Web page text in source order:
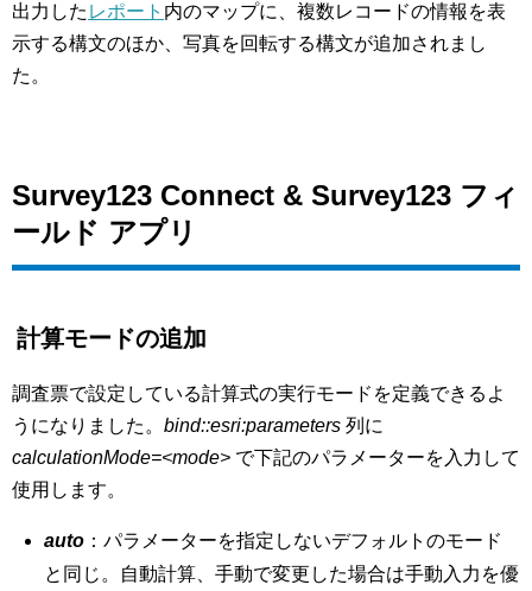
出力した レポート 内のマップに、複数レコードの情報を表
示する構文のほか、写真を回転する構文が追加されまし
た。
Survey123 Connect & Survey123 フィ
ールド アプリ
計算モードの追加
調査票で設定している計算式の実行モードを定義できるよ
うになりました。 bind::esri:parameters 列に
calculationMode=<mode> で下記のパラメーターを入力して
使用します。
auto ：パラメーターを指定しないデフォルトのモード
と同じ。自動計算、手動で変更した場合は手動入力を優